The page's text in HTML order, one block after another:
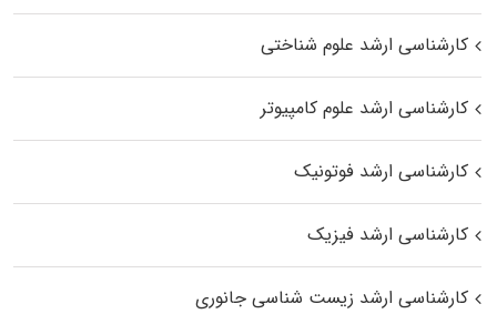
کارشناسی ارشد علوم شناختی
کارشناسی ارشد علوم کامپیوتر
کارشناسی ارشد فوتونیک
کارشناسی ارشد فیزیک
کارشناسی ارشد زیست‌ شناسی جانوری